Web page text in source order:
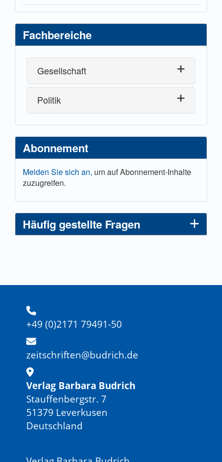
Fachbereiche
Gesellschaft
Politik
Abonnement
Melden Sie sich an, um auf Abonnement-Inhalte
zuzugreifen.
Häufig gestellte Fragen
+49 (0)2171 79491-50
zeitschriften@budrich.de
Verlag Barbara Budrich
Stauffenbergstr. 7
51379 Leverkusen
Deutschland